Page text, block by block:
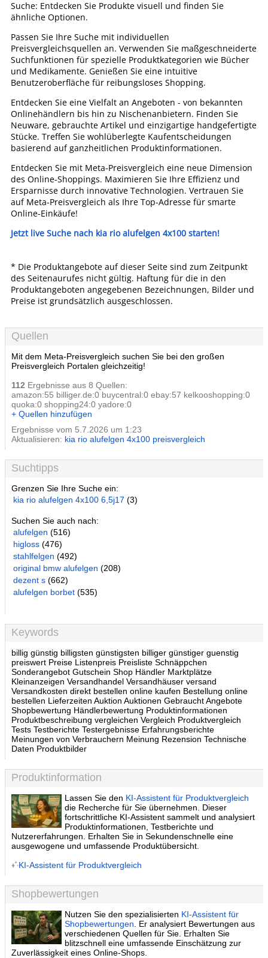
Suche: Entdecken Sie Produkte visuell und finden Sie
ähnliche Optionen.
Passen Sie Ihre Suche mit individuellen
Preisvergleichsquellen an. Verwenden Sie maßgeschneiderte
Suchfunktionen für spezielle Produktkategorien wie Bücher
und Medikamente. Genießen Sie eine intuitive
Benutzeroberfläche für reibungsloses Shopping.
Entdecken Sie eine Vielfalt an Angeboten - von bekannten
Onlinehändlern bis hin zu Nischenanbietern. Finden Sie
Neuware, gebrauchte Artikel und einzigartige handgefertigte
Stücke. Treffen Sie wohlüberlegte Kaufentscheidungen
basierend auf ganzheitlichen Produktinformationen.
Entdecken Sie mit Meta-Preisvergleich eine neue Dimension
des Online-Shoppings. Maximieren Sie Ihre Effizienz und
Ersparnisse durch innovative Technologien. Vertrauen Sie
auf Meta-Preisvergleich als Ihre Top-Adresse für smarte
Online-Einkäufe!
Jetzt live Suche nach kia rio alufelgen 4x100 starten!
* Die Produktangebote auf dieser Seite sind zum Zeitpunkt
des Seitenaurufes nicht gültig. Haftung für die in den
Produktangeboten angegebenen Bezeichnungen, Bilder und
Preise ist grundsätzlich ausgeschlossen.
Quellen
Mit dem Meta-Preisvergleich suchen Sie bei den großen
Preisvergleich Portalen gleichzeitig!
112 Ergebnisse aus 8 Quellen:
amazon:55 billiger.de:0 buycentral:0 ebay:57 kelkooshopping:0
quoka:0 shopping24:0 yadore:0
+ Quellen hinzufügen
Ergebnisse vom 5.7.2026 um 1:23
Aktualisieren: kia rio alufelgen 4x100 preisvergleich
Suchtipps
Grenzen Sie Ihre Suche ein:
kia rio alufelgen 4x100 6,5j17 (3)
Suchen Sie auch nach:
alufelgen (516)
higloss (476)
stahlfelgen (492)
original bmw alufelgen (208)
dezent s (662)
alufelgen borbet (535)
Keywords
billig günstig billigsten günstigsten billiger günstiger guenstig
preiswert Preise Listenpreis Preisliste Schnäppchen
Sonderangebot Gutschein Shop Händler Marktplätze
Kleinanzeigen Versandhandel Versandhäuser versand
Versandkosten direkt bestellen online kaufen Bestellung online
bestellen Lieferzeiten Auktion Auktionen Gebraucht Angebote
Shopbewertung Händlerbewertung Produktinformationen
Produktbeschreibung vergleichen Vergleich Produktvergleich
Tests Testberichte Testergebnisse Erfahrungsberichte
Meinungen von Verbrauchern Meinung Rezension Technische
Daten Produktbilder
Produktinformation
Lassen Sie den KI-Assistent für Produktvergleich
die Recherche für Sie übernehmen. Dieser
fortschrittliche KI-Assistent sammelt und analysiert
Produktinformationen, Testberichte und
Nutzererfahrungen. Erhalten Sie in Sekundenschnelle eine
ausgewogene und umfassende Produktübersicht.
KI-Assistent für Produktvergleich
Shopbewertungen
Nutzen Sie den spezialisierten KI-Assistent für
Shopbewertungen . Er analysiert Bewertungen aus
verschiedenen Quellen für Sie. Erhalten Sie
blitzschnell eine umfassende Einschätzung zur
Zuverlässigkeit eines Online-Shops.